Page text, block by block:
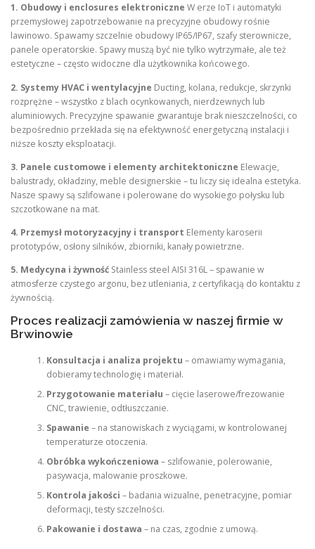
1. Obudowy i enclosures elektroniczne W erze IoT i automatyki
przemysłowej zapotrzebowanie na precyzyjne obudowy rośnie
lawinowo. Spawamy szczelnie obudowy IP65/IP67, szafy sterownicze,
panele operatorskie. Spawy muszą być nie tylko wytrzymałe, ale też
estetyczne – często widoczne dla użytkownika końcowego.
2. Systemy HVAC i wentylacyjne Ducting, kolana, redukcje, skrzynki
rozprężne – wszystko z blach ocynkowanych, nierdzewnych lub
aluminiowych. Precyzyjne spawanie gwarantuje brak nieszczelności, co
bezpośrednio przekłada się na efektywność energetyczną instalacji i
niższe koszty eksploatacji.
3. Panele customowe i elementy architektoniczne Elewacje,
balustrady, okładziny, meble designerskie – tu liczy się idealna estetyka.
Nasze spawy są szlifowane i polerowane do wysokiego połysku lub
szczotkowane na mat.
4. Przemysł motoryzacyjny i transport Elementy karoserii
prototypów, osłony silników, zbiorniki, kanały powietrzne.
5. Medycyna i żywność Stainless steel AISI 316L – spawanie w
atmosferze czystego argonu, bez utleniania, z certyfikacją do kontaktu z
żywnością.
Proces realizacji zamówienia w naszej firmie w
Brwinowie
Konsultacja i analiza projektu – omawiamy wymagania,
dobieramy technologię i materiał.
Przygotowanie materiału – cięcie laserowe/frezowanie
CNC, trawienie, odtłuszczanie.
Spawanie – na stanowiskach z wyciągami, w kontrolowanej
temperaturze otoczenia.
Obróbka wykończeniowa – szlifowanie, polerowanie,
pasywacja, malowanie proszkowe.
Kontrola jakości – badania wizualne, penetracyjne, pomiar
deformacji, testy szczelności.
Pakowanie i dostawa – na czas, zgodnie z umową.